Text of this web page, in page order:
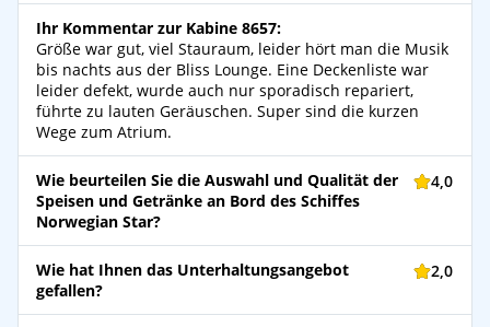
Ihr Kommentar zur Kabine 8657:
Größe war gut, viel Stauraum, leider hört man die Musik
bis nachts aus der Bliss Lounge. Eine Deckenliste war
leider defekt, wurde auch nur sporadisch repariert,
führte zu lauten Geräuschen. Super sind die kurzen
Wege zum Atrium.
Wie beurteilen Sie die Auswahl und Qualität der
Speisen und Getränke an Bord des Schiffes
Norwegian Star?
4,0
Wie hat Ihnen das Unterhaltungsangebot
gefallen?
2,0